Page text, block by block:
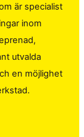
är specialist
inom
utvalda
en möjlighet